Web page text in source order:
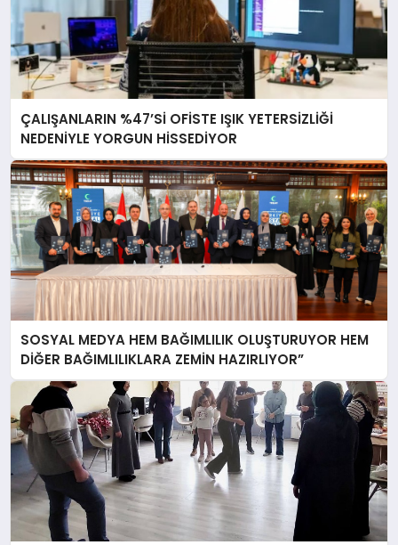
ÇALIŞANLARIN %47’Sİ OFİSTE IŞIK YETERSİZLİĞİ
NEDENİYLE YORGUN HİSSEDİYOR
SOSYAL MEDYA HEM BAĞIMLILIK OLUŞTURUYOR HEM
DİĞER BAĞIMLILIKLARA ZEMİN HAZIRLIYOR”